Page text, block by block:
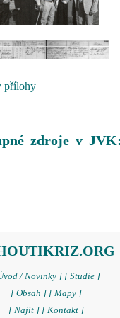
přílohy
zdroje v JVK:
/ Novinky ] [ Studie ]
[ Obsah ] [ Mapy ]
[ Najít ] [ Kontakt ]